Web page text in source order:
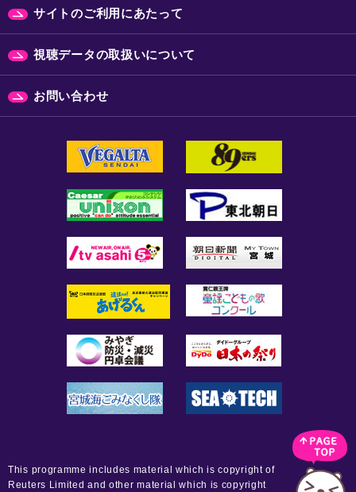
サイトのご利用にあたって
視聴データの取扱いについて
お問い合わせ
This programme includes material which is copyright of
Reuters Limited and other material which is copyright